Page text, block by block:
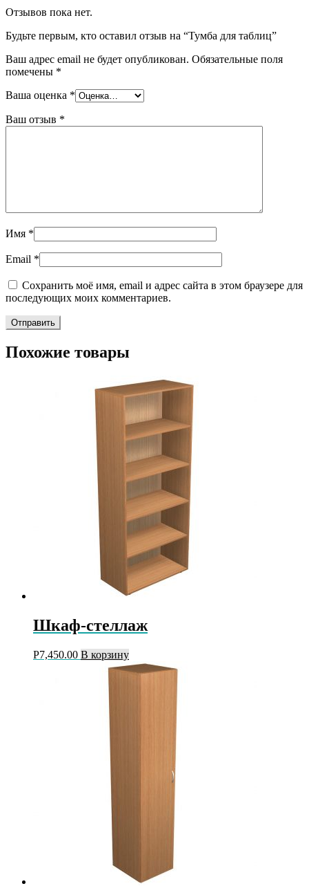
Отзывов пока нет.
Будьте первым, кто оставил отзыв на “Тумба для таблиц”
Ваш адрес email не будет опубликован. Обязательные поля
помечены *
Ваша оценка *
Ваш отзыв *
Имя *
Email *
Сохранить моё имя, email и адрес сайта в этом браузере для
последующих моих комментариев.
Похожие товары
Шкаф-стеллаж
Р7,450.00 В корзину